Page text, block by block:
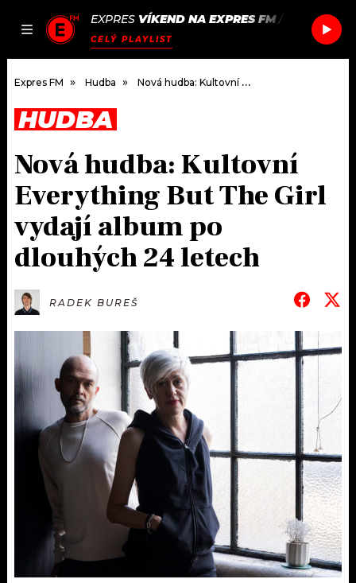
JAK
SEZNAM.CZ
EXPRES VÍKEND NA EXPRES FM/ EDITORS
CELÝ PLAYLIST
DOMŮ
ČLÁNKY
AKTUÁLNĚ
HUDBA
ROZHOVORY
KALENDÁŘ
KVÍZY
TRENDY
PODCASTY
JAK NALADIT
RÁDIO
APLIKACE
PROGRAM
PLAYLIST
JAK NALADIT
SOUTĚŽE
Expres FM Hudba Nová hudba: Kultovní Everything But The Girl vydají album po dlouhých 24 letech
HUDBA
Nová hudba: Kultovní
Everything But The Girl
vydají album po
dlouhých 24 letech
RADEK BUREŠ